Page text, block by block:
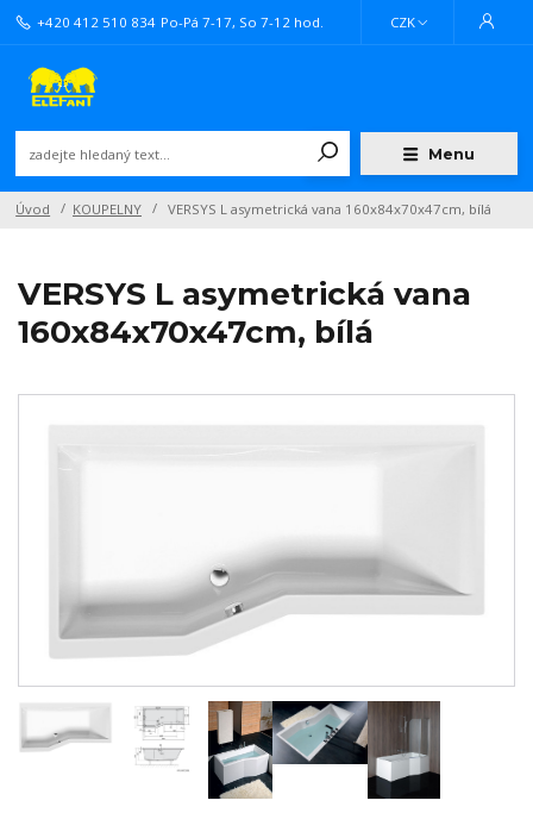
Menu
CZK
+420 412 510 834 Po-Pá 7-17, So 7-12 hod.
Úvod KOUPELNY VERSYS L asymetrická vana 160x84x70x47cm, bílá
VERSYS L asymetrická vana
160x84x70x47cm, bílá